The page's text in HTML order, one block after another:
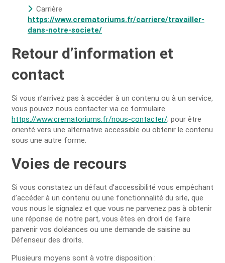
Carrière
https://www.crematoriums.fr/carriere/travailler-
dans-notre-societe/
Retour d’information et
contact
Si vous n’arrivez pas à accéder à un contenu ou à un service,
vous pouvez nous contacter via ce formulaire
https://www.crematoriums.fr/nous-contacter/; pour être
orienté vers une alternative accessible ou obtenir le contenu
sous une autre forme.
Voies de recours
Si vous constatez un défaut d’accessibilité vous empêchant
d’accéder à un contenu ou une fonctionnalité du site, que
vous nous le signalez et que vous ne parvenez pas à obtenir
une réponse de notre part, vous êtes en droit de faire
parvenir vos doléances ou une demande de saisine au
Défenseur des droits.
Plusieurs moyens sont à votre disposition :